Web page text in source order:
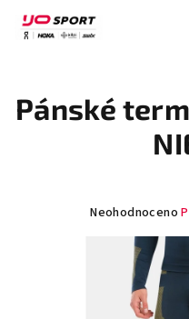
obsah
Pánské
Průměrné
produktu
Neohodnoceno